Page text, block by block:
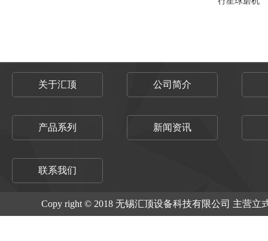
关于汇顶 公司简介
产品系列 新闻资讯
联系我们
Copy right © 2018 无锡汇顶设备科技有限公司